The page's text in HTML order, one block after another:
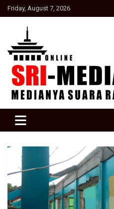
Skip
to
Friday, August 7, 2026
SRI Media news